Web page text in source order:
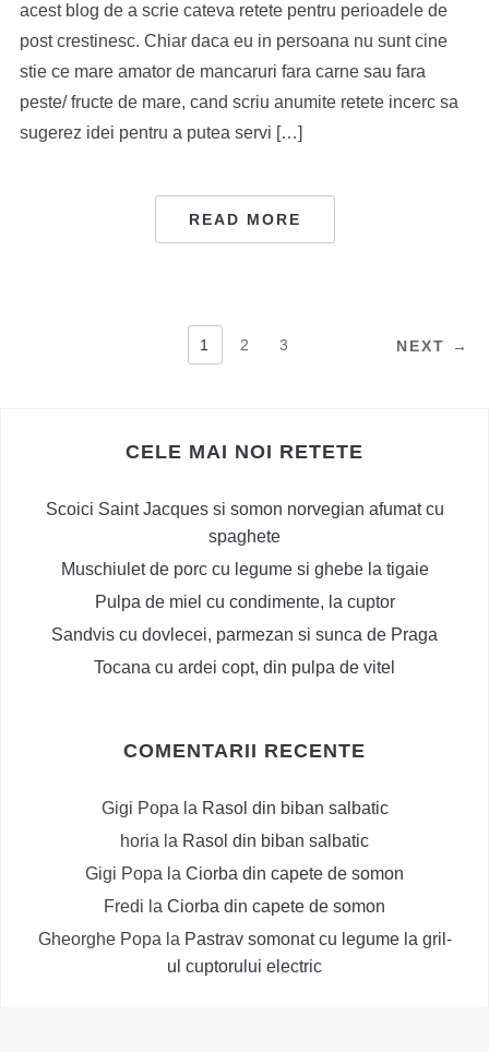
acest blog de a scrie cateva retete pentru perioadele de
post crestinesc. Chiar daca eu in persoana nu sunt cine
stie ce mare amator de mancaruri fara carne sau fara
peste/ fructe de mare, cand scriu anumite retete incerc sa
sugerez idei pentru a putea servi […]
READ MORE
1 2 3 NEXT →
CELE MAI NOI RETETE
Scoici Saint Jacques si somon norvegian afumat cu
spaghete
Muschiulet de porc cu legume si ghebe la tigaie
Pulpa de miel cu condimente, la cuptor
Sandvis cu dovlecei, parmezan si sunca de Praga
Tocana cu ardei copt, din pulpa de vitel
COMENTARII RECENTE
Gigi Popa la Rasol din biban salbatic
horia la Rasol din biban salbatic
Gigi Popa la Ciorba din capete de somon
Fredi la Ciorba din capete de somon
Gheorghe Popa la Pastrav somonat cu legume la gril-
ul cuptorului electric